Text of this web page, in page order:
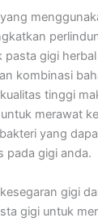
gigi herbal
kombinasi
tinggi
merawat
yang
pada gigi anda.
gigi
gigi untuk